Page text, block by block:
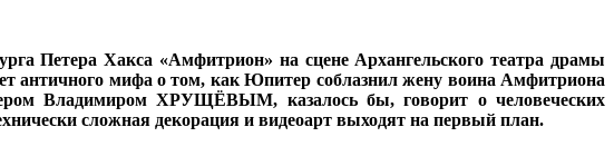
Петера Хакса «Амфитрион» на сцене Архангельского театра драмы
античного мифа о том, как Юпитер соблазнил жену воина Амфитриона
Владимиром ХРУЩЁВЫМ, казалось бы, говорит о человеческих
сложная декорация и видеоарт выходят на первый план.